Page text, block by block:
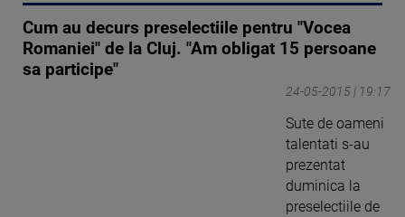
Cum au decurs preselectiile pentru "Vocea
Romaniei" de la Cluj. "Am obligat 15 persoane
sa participe"
24-05-2015 | 19:17
Sute de oameni
talentati s-au
prezentat
duminica la
preselectiile de